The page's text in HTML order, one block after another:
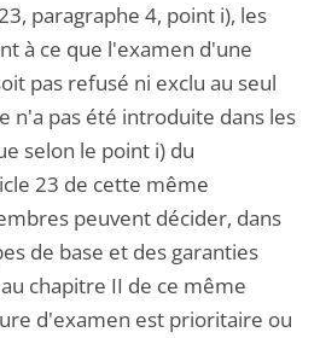
paragraphe 4, point i), les
à ce que l'examen d'une
pas refusé ni exclu au seul
n'a pas été introduite dans les
selon le point i) du
23 de cette même
peuvent décider, dans
de base et des garanties
chapitre II de ce même
d'examen est prioritaire ou